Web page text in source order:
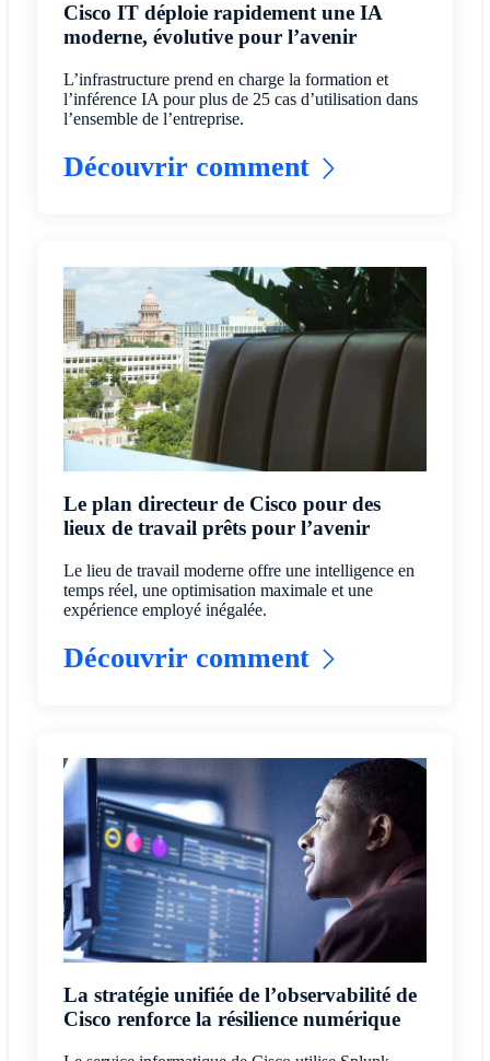
Cisco IT déploie rapidement une IA
moderne, évolutive pour l’avenir
L’infrastructure prend en charge la formation et
l’inférence IA pour plus de 25 cas d’utilisation dans
l’ensemble de l’entreprise.
Découvrir comment
Le plan directeur de Cisco pour des
lieux de travail prêts pour l’avenir
Le lieu de travail moderne offre une intelligence en
temps réel, une optimisation maximale et une
expérience employé inégalée.
Découvrir comment
La stratégie unifiée de l’observabilité de
Cisco renforce la résilience numérique